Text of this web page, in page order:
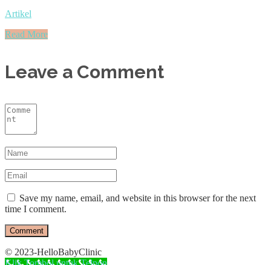
Artikel
Read More
Leave a Comment
Save my name, email, and website in this browser for the next
time I comment.
© 2023-HelloBabyClinic
Klik Tombol untuk Telpon